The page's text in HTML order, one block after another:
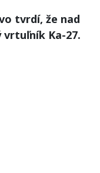
tvrdí, že nad
Ka-27.